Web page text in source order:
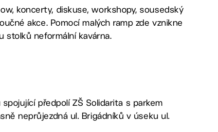
koncerty, diskuse, workshopy, sousedský
akce. Pomocí malých ramp zde vznikne
stolků neformální kavárna.
předpolí ZŠ Solidarita s parkem
neprůjezdná ul. Brigádníků v úseku ul.